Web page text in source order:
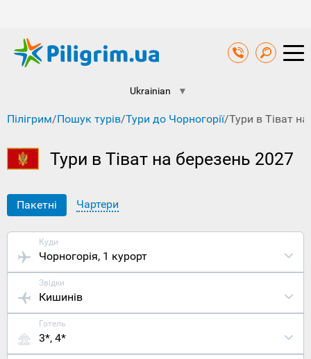
Ukrainian ▼
Пілігрим/Пошук турів/Тури до Чорногорії/Тури в Тіват
Тури в Тіват на березень 2027
Пакетні Чартери
Куди
Чорногорія, 1 курорт
Звідки
Кишинів
Готель
3*, 4*